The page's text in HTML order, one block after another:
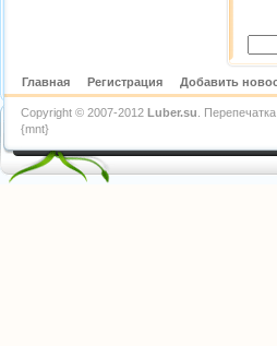
Главная Регистрация Добавить
Copyright © 2007-2012 Luber.su .
{mnt}